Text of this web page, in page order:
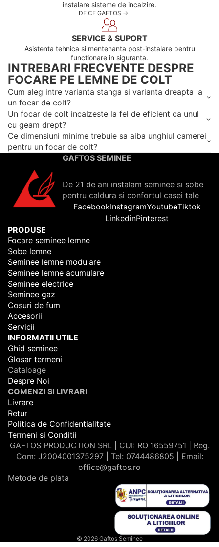
instalare sisteme de incalzire.
DE CE GAFTOS ->
SERVICE & SUPORT
Asistenta tehnica si mentenanta post-instalare pentru
functionare in siguranta.
INTREBARI FRECVENTE DESPRE
FOCARE PE LEMNE DE COLT
Cum aleg intre varianta stanga si varianta dreapta la
un focar de colt?
Un focar de colt incalzeste la fel de eficient ca unul
cu geam drept?
Ce dimensiuni minime trebuie sa aiba unghiul camerei
pentru un focar de colt?
GAFTOS SEMINEE
De 21 de ani instalam seminee si sobe
pentru caldura si confortul casei tale
FacebookInstagramYoutubeTiktok
LinkedinPinterest
PRODUSE
Focare seminee lemne
Sobe lemne
Seminee lemne modulare
Seminee lemne acumulare
Seminee electrice
Seminee gaz
Cosuri de fum
Accesorii
Servicii
INFORMATII UTILE
Ghid seminee
Glosar termeni
Cataloage
Despre Noi
COMENZI SI LIVRARI
Livrare
Retur
Politica de Confidentialitate
Termeni si Conditii
GAFTOS PRODUCTION SRL | CUI: RO 16559751 | Reg.
Com: J2004001375297 | Tel: 0744486805 | Email:
office@gaftos.ro
Metode de plata
© 2026 Gaftos Seminee